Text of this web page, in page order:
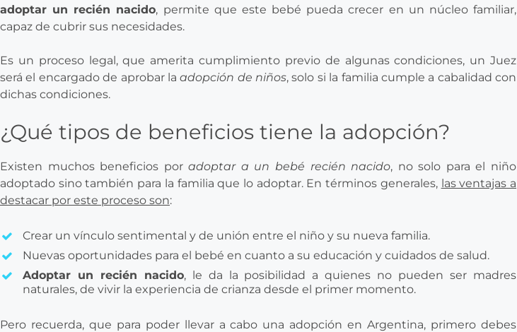
adoptar un recién nacido, permite que este bebé pueda crecer en un núcleo familiar,
capaz de cubrir sus necesidades.
Es un proceso legal, que amerita cumplimiento previo de algunas condiciones, un Juez
será el encargado de aprobar laadopción de niños, solo si la familia cumple a cabalidad con
dichas condiciones.
¿Qué tipos de beneficios tiene la adopción?
Existen muchos beneficios poradoptar a un bebé recién nacido, no solo para el niño
adoptado sino también para la familia que lo adoptar. En términos generales, las ventajas a
destacar por este proceso son:
Crear un vínculo sentimental y de unión entre el niño y su nueva familia.
Nuevas oportunidades para el bebé en cuanto a su educación y cuidados de salud.
Adoptar un recién nacido, le da la posibilidad a quienes no pueden ser madres
naturales, de vivir la experiencia de crianza desde el primer momento.
Pero recuerda, que para poder llevar a cabo una adopción en Argentina, primero debes